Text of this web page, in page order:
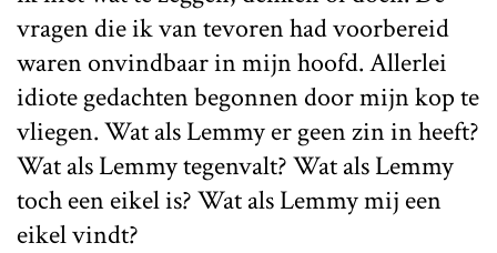
vragen die ik van tevoren had voorbereid
waren onvindbaar in mijn hoofd. Allerlei
idiote gedachten begonnen door mijn kop te
vliegen. Wat als Lemmy er geen zin in heeft?
Wat als Lemmy tegenvalt? Wat als Lemmy
toch een eikel is? Wat als Lemmy mij een
eikel vindt?